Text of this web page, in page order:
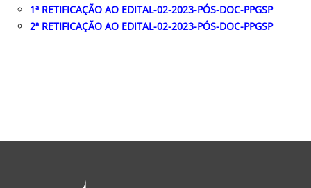
1ª RETIFICAÇÃO AO EDITAL-02-2023-PÓS-DOC-PPGSP
2ª RETIFICAÇÃO AO EDITAL-02-2023-PÓS-DOC-PPGSP